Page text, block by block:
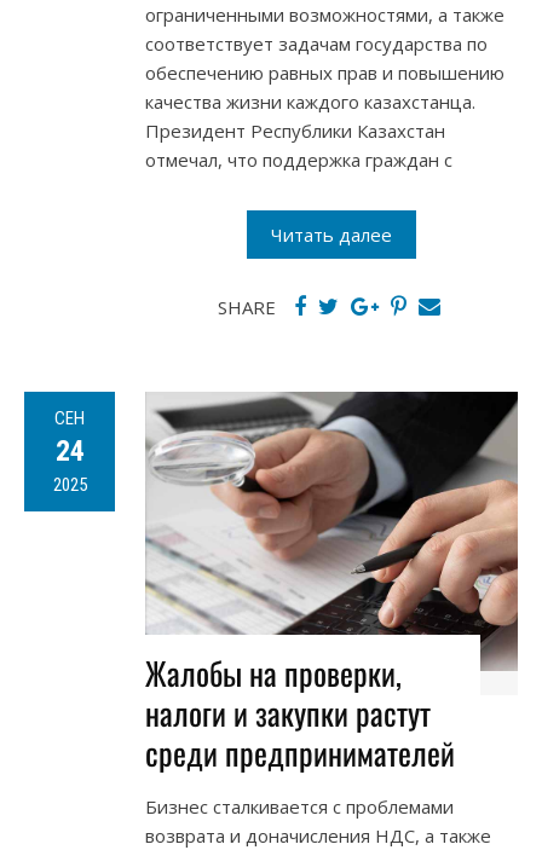
ограниченными возможностями, а также
соответствует задачам государства по
обеспечению равных прав и повышению
качества жизни каждого казахстанца.
Президент Республики Казахстан
отмечал, что поддержка граждан с
Читать далее
SHARE
СЕН
24
2025
Жалобы на проверки,
налоги и закупки растут
среди предпринимателей
Бизнес сталкивается с проблемами
возврата и доначисления НДС, а также